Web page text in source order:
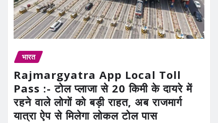
भारत
Rajmargyatra App Local Toll
Pass :- टोल प्लाजा से 20 किमी के दायरे में
रहने वाले लोगों को बड़ी राहत, अब राजमार्ग
यात्रा ऐप से मिलेगा लोकल टोल पास